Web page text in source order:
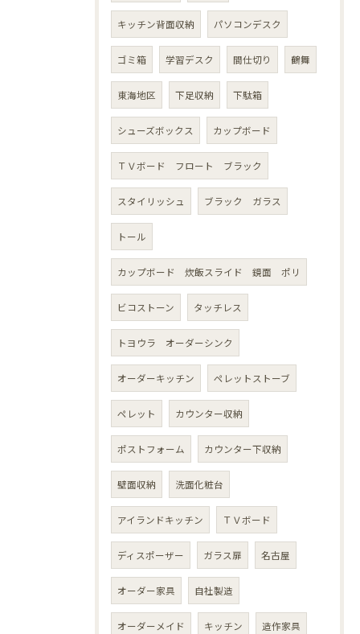
キッチン背面収納 パソコンデスク
ゴミ箱 学習デスク 間仕切り 鶴舞
東海地区 下足収納 下駄箱
シューズボックス カップボード
ＴＶボード フロート ブラック
スタイリッシュ ブラック ガラス
トール
カップボード 炊飯スライド 鏡面 ポリ
ビコストーン タッチレス
トヨウラ オーダーシンク
オーダーキッチン ペレットストーブ
ペレット カウンター収納
ポストフォーム カウンター下収納
壁面収納 洗面化粧台
アイランドキッチン ＴＶボード
ディスポーザー ガラス扉 名古屋
オーダー家具 自社製造
オーダーメイド キッチン 造作家具